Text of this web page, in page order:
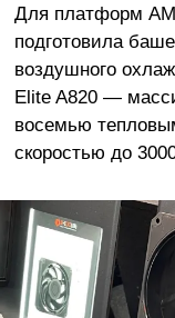
Для платформ
подготовила
воздушного
Elite A820 —
восемью
скоростью до